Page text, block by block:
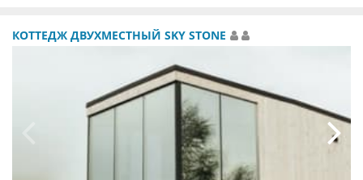
КОТТЕДЖ ДВУХМЕСТНЫЙ SKY STONE